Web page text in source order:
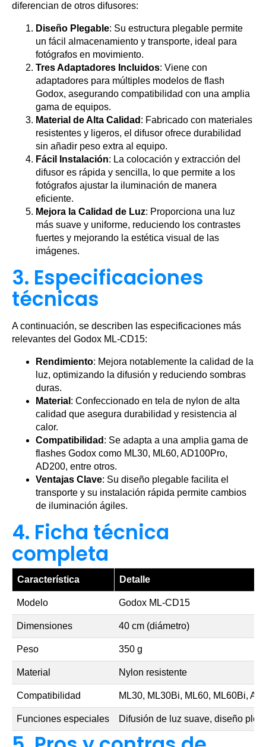
diferencian de otros difusores:
Diseño Plegable: Su estructura plegable permite
un fácil almacenamiento y transporte, ideal para
fotógrafos en movimiento.
Tres Adaptadores Incluidos: Viene con
adaptadores para múltiples modelos de flash
Godox, asegurando compatibilidad con una amplia
gama de equipos.
Material de Alta Calidad : Fabricado con materiales
resistentes y ligeros, el difusor ofrece durabilidad
sin añadir peso extra al equipo.
Fácil Instalación: La colocación y extracción del
difusor es rápida y sencilla, lo que permite a los
fotógrafos ajustar la iluminación de manera
eficiente.
Mejora la Calidad de Luz: Proporciona una luz
más suave y uniforme, reduciendo los contrastes
fuertes y mejorando la estética visual de las
imágenes.
3. Especificaciones
técnicas
A continuación, se describen las especificaciones más
relevantes del Godox ML-CD15:
Rendimiento: Mejora notablemente la calidad de la
luz, optimizando la difusión y reduciendo sombras
duras.
Material : Confeccionado en tela de nylon de alta
calidad que asegura durabilidad y resistencia al
calor.
Compatibilidad : Se adapta a una amplia gama de
flashes Godox como ML30, ML60, AD100Pro,
AD200, entre otros.
Ventajas Clave: Su diseño plegable facilita el
transporte y su instalación rápida permite cambios
de iluminación ágiles.
4. Ficha técnica
completa
Característica Detalle
Modelo Godox ML-CD15
Dimensiones 40 cm (diámetro)
Peso 350 g
Material Nylon resistente
Compatibilidad ML30, ML30Bi, ML60, ML60Bi,
Funciones especiales Difusión de luz suave, diseño